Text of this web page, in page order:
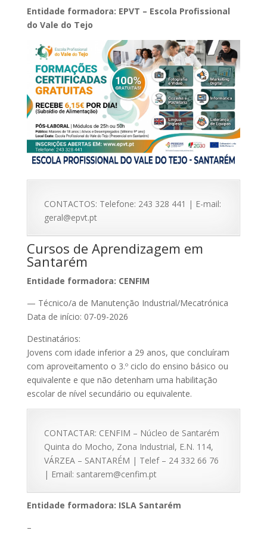
Entidade formadora: EPVT – Escola Profissional
do Vale do Tejo
CONTACTOS: Telefone: 243 328 441 | E-mail:
geral@epvt.pt
Cursos de Aprendizagem em
Santarém
Entidade formadora: CENFIM
— Técnico/a de Manutenção Industrial/Mecatrónica
Data de início: 07-09-2026
Destinatários:
Jovens com idade inferior a 29 anos, que concluíram
com aproveitamento o 3.º ciclo do ensino básico ou
equivalente e que não detenham uma habilitação
escolar de nível secundário ou equivalente.
CONTACTAR: CENFIM – Núcleo de Santarém
Quinta do Mocho, Zona Industrial, E.N. 114,
VÁRZEA – SANTARÉM | Telef – 24 332 66 76
| Email: santarem@cenfim.pt
Entidade formadora: ISLA Santarém
–